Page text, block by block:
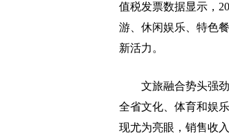
值税发票数据显示，
游、休闲娱乐、特色
新活力。
文旅融合势头强劲
全省文化、体育和娱
现尤为亮眼，销售收